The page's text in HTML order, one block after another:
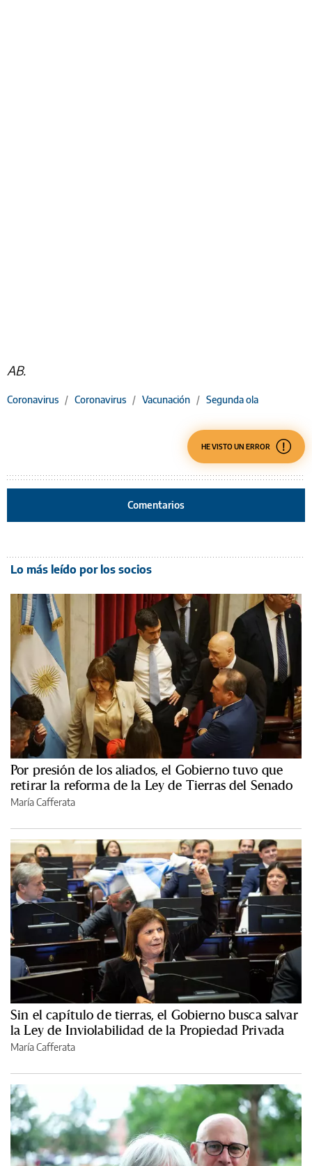
AB.
Coronavirus / Coronavirus / Vacunación / Segunda ola
HE VISTO UN ERROR
Comentarios
Lo más leído por los socios
Por presión de los aliados, el Gobierno tuvo que
retirar la reforma de la Ley de Tierras del Senado
María Cafferata
Sin el capítulo de tierras, el Gobierno busca salvar
la Ley de Inviolabilidad de la Propiedad Privada
María Cafferata